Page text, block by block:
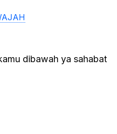
dibawah ya sahabat